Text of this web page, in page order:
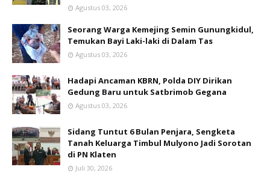
Agustus 03, 2026
Seorang Warga Kemejing Semin Gunungkidul,
Temukan Bayi Laki-laki di Dalam Tas
Agustus 03, 2026
Hadapi Ancaman KBRN, Polda DIY Dirikan
Gedung Baru untuk Satbrimob Gegana
Agustus 03, 2026
Sidang Tuntut 6 Bulan Penjara, Sengketa
Tanah Keluarga Timbul Mulyono Jadi Sorotan
di PN Klaten
Juli 30, 2026